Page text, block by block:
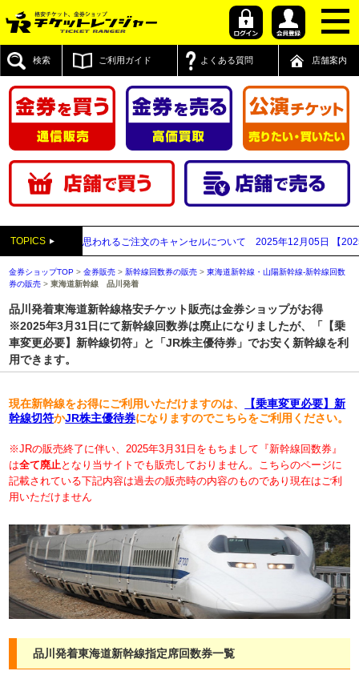
検索 ご利用ガイド よくある質問 店舗案内
TOPICS
業者と思われるご注文のキャンセルについて 2025年12月05日 【2025年～
金券ショップTOP >金券販売 >新幹線回数券の販売 >東海道新幹線・山陽新幹線-新幹線回数
券の販売 >東海道新幹線 品川発着
品川発着東海道新幹線格安チケット販売は金券ショップがお得
※2025年3月31日にて新幹線回数券は廃止になりましたが、「【乗
車変更必要】新幹線切符」と「JR株主優待券」でお安く新幹線を利
用できます。
現在新幹線をお得にご利用いただけますのは、
【乗車変更必要】新
幹線切符かJR株主優待券になりますのでこちらをご利用ください。
※JRの販売終了に伴い、2025年3月31日をもちまして『新幹線回数券』
は全て廃止 となり当サイトでも販売しておりません。こちらのページに
記載されている下記内容は過去の販売時の内容のものであり現在はご利
用いただけません
品川発着東海道新幹線指定席回数券一覧